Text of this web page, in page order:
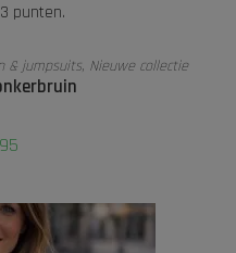
punten.
& jumpsuits, Nieuwe collectie